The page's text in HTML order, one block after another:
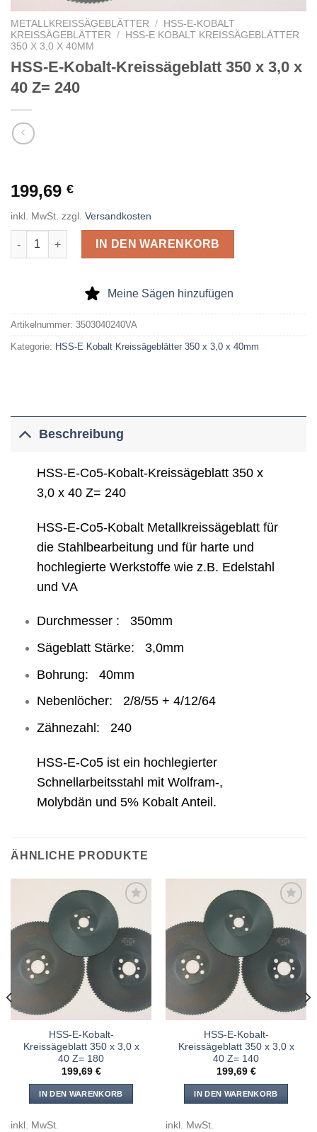
METALLKREISSÄGEBLÄTTER / HSS-E-KOBALT
KREISSÄGEBLÄTTER
/ HSS-E KOBALT KREISSÄGEBLÄTTER
350 X 3,0 X 40MM
HSS-E-Kobalt-Kreissägeblatt 350 x 3,0 x
40 Z= 240
199,69 €
inkl. MwSt. zzgl. Versandkosten
HSS-E-Kobalt-Kreissägeblatt 350 x 3,0 x 40 Z= 240 Menge
IN DEN WARENKORB
Meine Sägen hinzufügen
Artikelnummer: 3503040240VA
Kategorie: HSS-E Kobalt Kreissägeblätter 350 x 3,0 x 40mm
Beschreibung
HSS-E-Co5-Kobalt-Kreissägeblatt 350 x
3,0 x 40 Z= 240
HSS-E-Co5-Kobalt Metallkreissägeblatt für
die Stahlbearbeitung und für harte und
hochlegierte Werkstoffe wie z.B. Edelstahl
und VA
Durchmesser : 350mm
Sägeblatt Stärke: 3,0mm
Bohrung: 40mm
Nebenlöcher: 2/8/55 + 4/12/64
Zähnezahl: 240
HSS-E-Co5 ist ein hochlegierter
Schnellarbeitsstahl mit Wolfram-,
Molybdän und 5% Kobalt Anteil.
ÄHNLICHE PRODUKTE
Meine
hinzufügen
HSS-E-Kobalt-
Kreissägeblatt 350 x 3,0 x
40 Z= 180
199,69 €
IN DEN WARENKORB
inkl. MwSt.
Meine
hinzufügen
HSS-E-Kobalt-
Kreissägeblatt 350 x 3,0 x
40 Z= 140
199,69 €
IN DEN WARENKORB
inkl. MwSt.